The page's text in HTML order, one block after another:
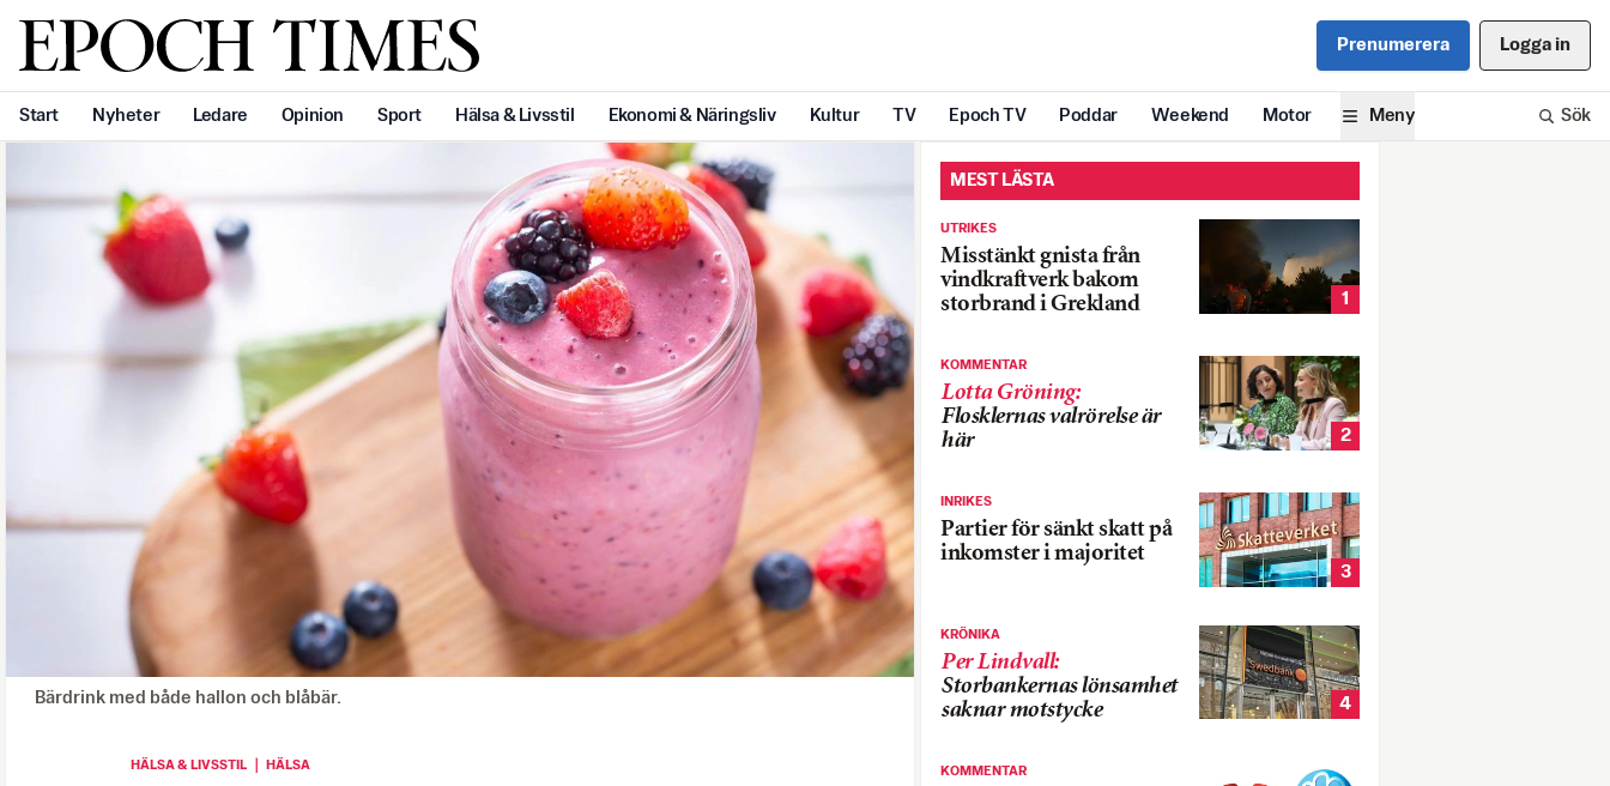
Svenska Epoch Times Prenumerera Logga in
Start Nyheter Ledare Opinion Sport Hälsa & Livsstil Ekonomi & Näringsliv Kultur TV Epoch TV Poddar Weekend Motor Meny Sök
Bärdrink med både hallon och blåbär.
HÄLSA & LIVSSTIL ｜ HÄLSA
MEST LÄSTA
UTRIKES
Misstänkt gnista från
vindkraftverk bakom
storbrand i Grekland
1
KOMMENTAR
Lotta Gröning:
Flosklernas valrörelse är
här
2
INRIKES
Partier för sänkt skatt på
inkomster i majoritet
3
KRÖNIKA
Per Lindvall:
Storbankernas lönsamhet
saknar motstycke
4
KOMMENTAR